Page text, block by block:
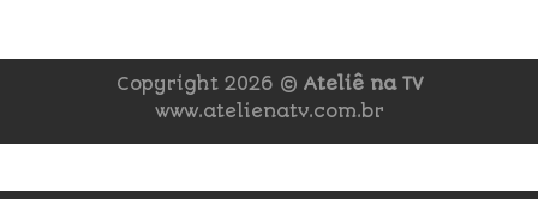
Copyright 2026 © Ateliê na TV
www.atelienatv.com.br